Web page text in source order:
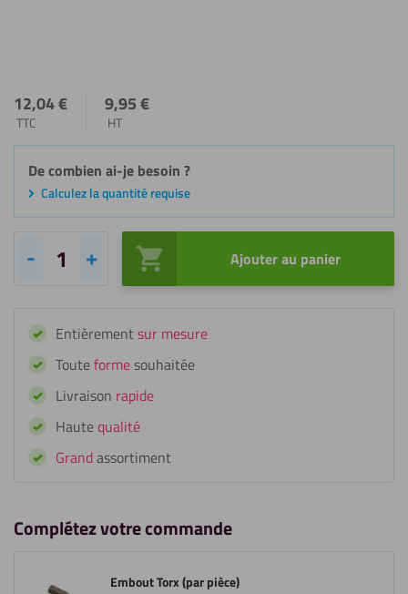
12,04€
TTC
9,95€
HT
De combien ai-je besoin ?
Calculez la quantité requise
quantité
HPL
RAL
bleu
gentiane
pièces)
Ajouter au panier
Entièrementsur mesure
Touteforme souhaitée
Livraison rapide
Hautequalité
Grandassortiment
Complétez votre commande
Embout Torx (par pièce)